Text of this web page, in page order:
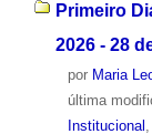
Primeiro
2026 - 28
por Maria
última
Institucional ,